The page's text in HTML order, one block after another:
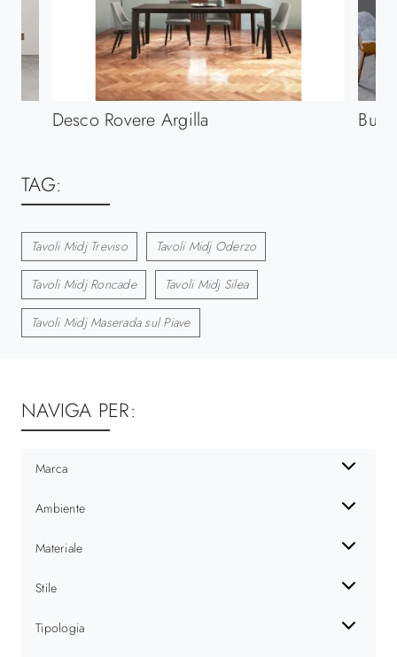
Desco Rovere Argilla
TAG:
Tavoli Midj Treviso Tavoli Midj Oderzo
Tavoli Midj Roncade Tavoli Midj Silea
Tavoli Midj Maserada sul Piave
NAVIGA PER:
Marca
Ambiente
Materiale
Stile
Tipologia